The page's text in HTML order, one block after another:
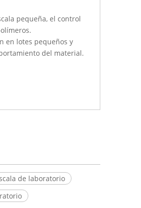
pequeña, el control
en lotes pequeños y
del material.
de laboratorio